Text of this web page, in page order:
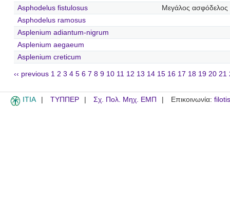
Asphodelus fistulosus
Μεγάλος ασφόδελος
Asphodelus ramosus
Asplenium adiantum-nigrum
Asplenium aegaeum
Asplenium creticum
‹‹ previous 1 2 3 4 5 6 7 8 9 10 11 12 13 14 15 16 17 18 19 20 21
ITIA ΤΥΠΠΕΡ Σχ. Πολ. Μηχ. ΕΜΠ Επικοινωνία: